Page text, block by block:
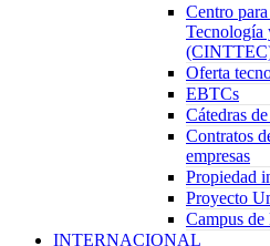
Centro
Tecnología
Oferta
EBTCs
Cátedras
Contratos
empresas
Propiedad
Proyecto
Campus
INTERNACIONAL